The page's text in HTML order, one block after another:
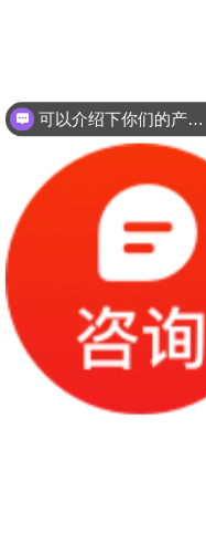
可以介绍下你们的产品么？